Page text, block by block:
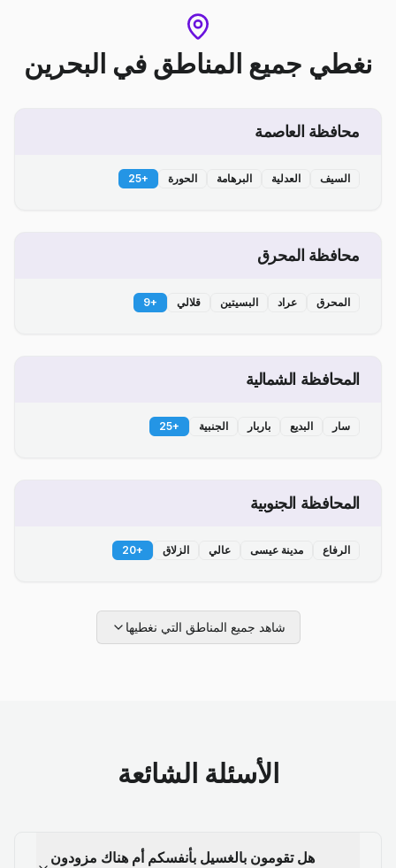
نغطي جميع المناطق في البحرين
محافظة العاصمة
السيف العدلية البرهامة الحورة +
25
محافظة المحرق
المحرق عراد البسيتين قلالي +
9
المحافظة الشمالية
سار البديع باربار الجنبية +
25
المحافظة الجنوبية
الرفاع مدينة عيسى عالي الزلاق +
20
شاهد جميع المناطق التي نغطيها
الأسئلة الشائعة
هل تقومون بالغسيل بأنفسكم أم هناك مزودون